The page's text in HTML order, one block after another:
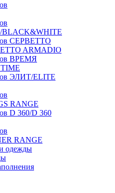
СЕРВЕТТО
ARMADIO
ВРЕМЯ
ЭЛИТ/ELITE
RANGE
D 360/D 360
RANGE
одежды